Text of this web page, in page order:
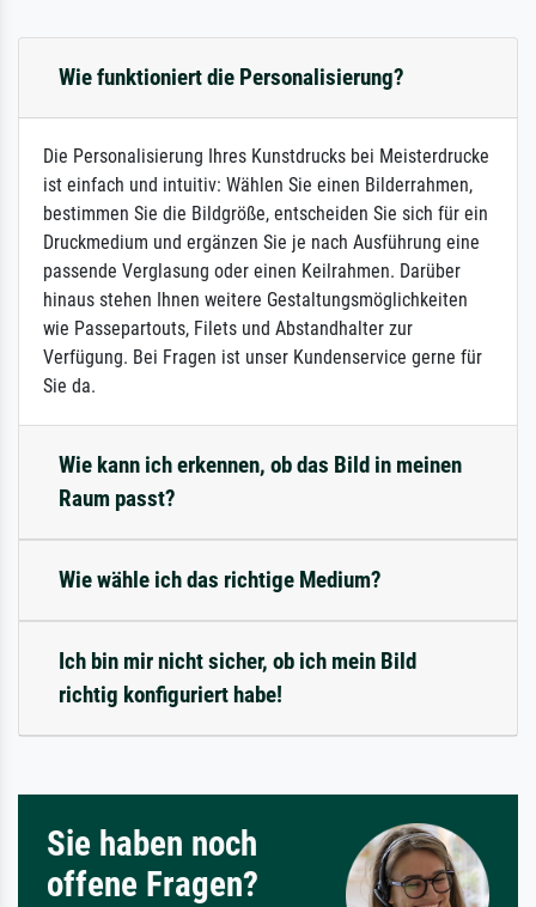
Wie funktioniert die Personalisierung?
Die Personalisierung Ihres Kunstdrucks bei Meisterdrucke
ist einfach und intuitiv: Wählen Sie einen Bilderrahmen,
bestimmen Sie die Bildgröße, entscheiden Sie sich für ein
Druckmedium und ergänzen Sie je nach Ausführung eine
passende Verglasung oder einen Keilrahmen. Darüber
hinaus stehen Ihnen weitere Gestaltungsmöglichkeiten
wie Passepartouts, Filets und Abstandhalter zur
Verfügung. Bei Fragen ist unser Kundenservice gerne für
Sie da.
Wie kann ich erkennen, ob das Bild in meinen
Raum passt?
Wie wähle ich das richtige Medium?
Ich bin mir nicht sicher, ob ich mein Bild
richtig konfiguriert habe!
Sie haben noch
offene Fragen?